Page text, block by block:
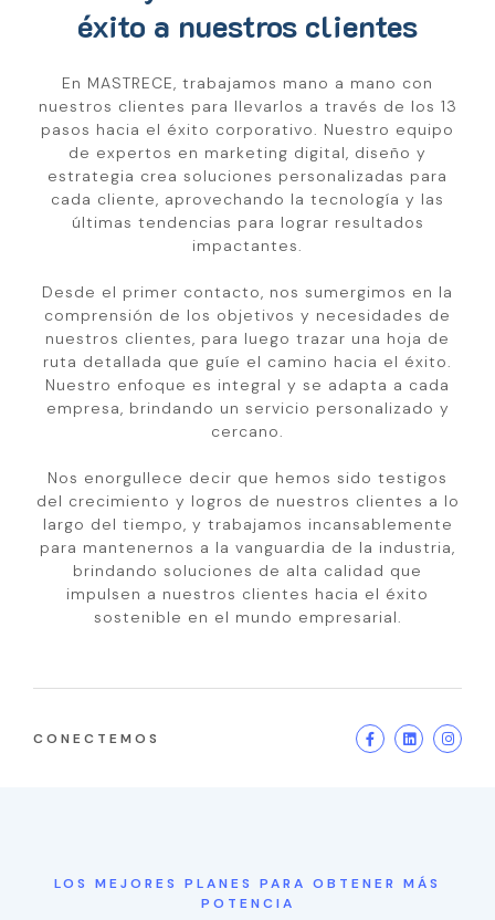
éxito a nuestros clientes
En MASTRECE, trabajamos mano a mano con
nuestros clientes para llevarlos a través de los 13
pasos hacia el éxito corporativo. Nuestro equipo
de expertos en marketing digital, diseño y
estrategia crea soluciones personalizadas para
cada cliente, aprovechando la tecnología y las
últimas tendencias para lograr resultados
impactantes.
Desde el primer contacto, nos sumergimos en la
comprensión de los objetivos y necesidades de
nuestros clientes, para luego trazar una hoja de
ruta detallada que guíe el camino hacia el éxito.
Nuestro enfoque es integral y se adapta a cada
empresa, brindando un servicio personalizado y
cercano.
Nos enorgullece decir que hemos sido testigos
del crecimiento y logros de nuestros clientes a lo
largo del tiempo, y trabajamos incansablemente
para mantenernos a la vanguardia de la industria,
brindando soluciones de alta calidad que
impulsen a nuestros clientes hacia el éxito
sostenible en el mundo empresarial.
CONECTEMOS
LOS MEJORES PLANES PARA OBTENER MÁS
POTENCIA